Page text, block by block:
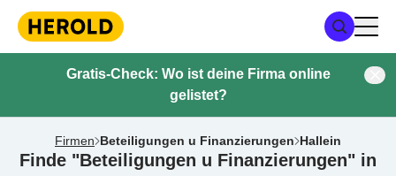
Gratis-Check: Wo ist deine Firma online
gelistet?
Firmen Beteiligungen u Finanzierungen Hallein
Finde "Beteiligungen u Finanzierungen" in